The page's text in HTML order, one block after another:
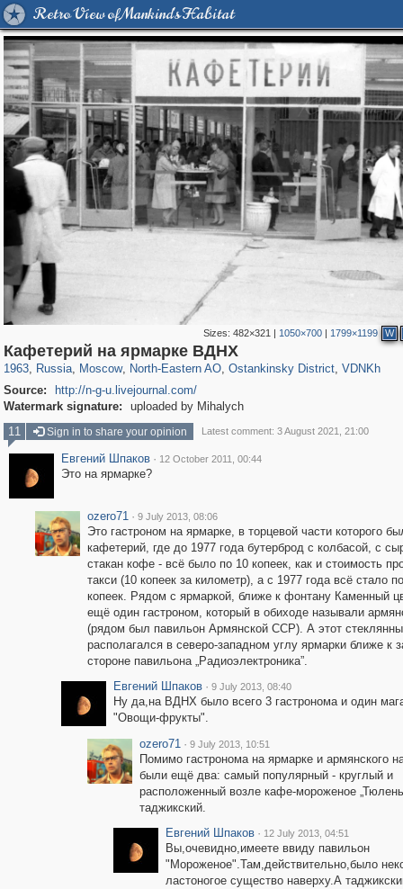
Retro View of Mankind's Habitat
Sizes: 482×321 | 1050×700| 1799×1199 W
Кафетерий на ярмарке ВДНХ
1963, Russia
1,407,010 29,248
, Moscow
319,878 8,286
, North-Eastern AO
24,495 250
, Ostankinsky District
13,482
, VDNKh
Source:
http://n-g-u.livejournal.com/
Watermark signature:
uploaded by Mihalych
11
Sign in to share your opinion Latest comment: 3 August 2021, 21:00
Евгений Шпаков · 12 October 2011, 00:44
Это на ярмарке?
ozero71 · 9 July 2013, 08:06
Это гастроном на ярмарке, в торцевой части которого
кафетерий, где до 1977 года бутерброд с колбасой, с
стакан кофе - всё было по 10 копеек, как и стоимость
такси (10 копеек за километр), а с 1977 года всё стало
копеек. Рядом с ярмаркой, ближе к фонтану Каменный
ещё один гастроном, который в обиходе называли
(рядом был павильон Армянской ССР). А этот
располагался в северо-западном углу ярмарки ближе к
стороне павильона „Радиоэлектроника”.
Евгений Шпаков · 9 July 2013, 08:40
Ну да,на ВДНХ было всего 3 гастронома и один
"Овощи-фрукты".
ozero71 · 9 July 2013, 10:51
Помимо гастронома на ярмарке и армянского
были ещё два: самый популярный - круглый и
расположенный возле кафе-мороженое
таджикский.
Евгений Шпаков · 12 July 2013, 04:51
Вы,очевидно,имеете ввиду павильон
"Мороженое".Там,действительно,было
ластоногое существо наверху.А